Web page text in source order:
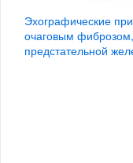
Эхографические
очаговым
предстательной